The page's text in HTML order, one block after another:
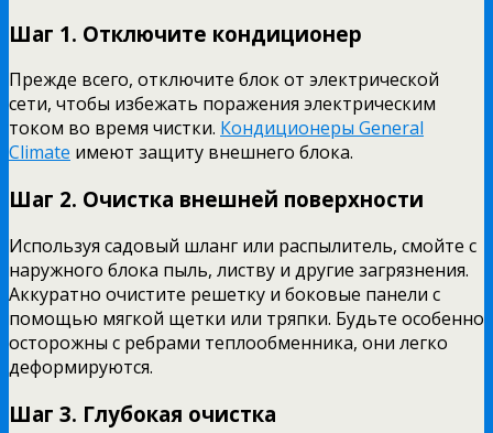
Шаг 1. Отключите кондиционер
Прежде всего, отключите блок от электрической
сети, чтобы избежать поражения электрическим
током во время чистки. Кондиционеры General
Climate имеют защиту внешнего блока.
Шаг 2. Очистка внешней поверхности
Используя садовый шланг или распылитель, смойте с
наружного блока пыль, листву и другие загрязнения.
Аккуратно очистите решетку и боковые панели с
помощью мягкой щетки или тряпки. Будьте особенно
осторожны с ребрами теплообменника, они легко
деформируются.
Шаг 3. Глубокая очистка